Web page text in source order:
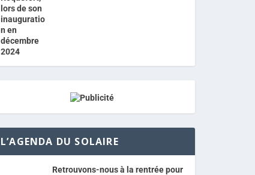
L’AGENDA DU SOLAIRE
Retrouvons-nous à la rentrée pour